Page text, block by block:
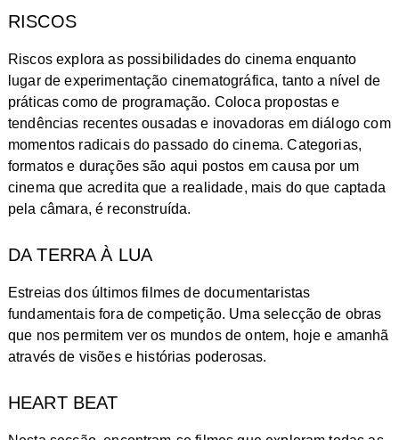
RISCOS
Riscos explora as possibilidades do cinema enquanto
lugar de experimentação cinematográfica, tanto a nível de
práticas como de programação. Coloca propostas e
tendências recentes ousadas e inovadoras em diálogo com
momentos radicais do passado do cinema. Categorias,
formatos e durações são aqui postos em causa por um
cinema que acredita que a realidade, mais do que captada
pela câmara, é reconstruída.
DA TERRA À LUA
Estreias dos últimos filmes de documentaristas
fundamentais fora de competição. Uma selecção de obras
que nos permitem ver os mundos de ontem, hoje e amanhã
através de visões e histórias poderosas.
HEART BEAT